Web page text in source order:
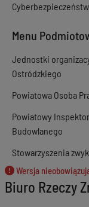
Menu
Jednostki
Ostródzkiego
Powiatowa Osoba
Powiatowy
Budowlanego
Stowarzyszenia
Wersja
Biuro Rzeczy